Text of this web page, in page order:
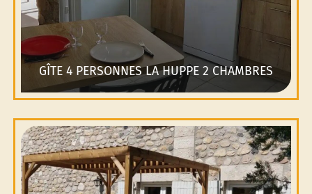
GÎTE 4 PERSONNES LA HUPPE 2 CHAMBRES